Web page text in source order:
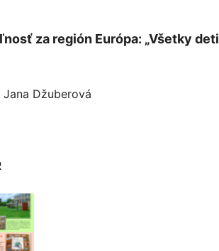
za región Európa: „Všetky deti
Džuberová